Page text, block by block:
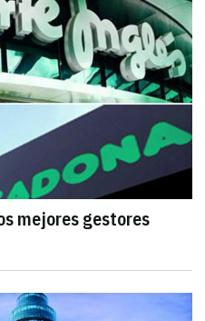
mejores gestores